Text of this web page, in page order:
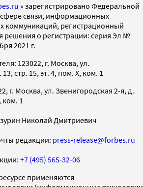
» зарегистрировано Федеральной
связи, информационных
коммуникаций, регистрационный
решения о регистрации: серия Эл №
2021 г.
123022, г. Москва, ул.
стр. 15, эт. 4, пом. X, ком. 1
г. Москва, ул. Звенигородская 2-я, д.
ком. 1
Николай Дмитриевич
редакции: press-release@forbes.ru
+7 (495) 565-32-06
применяются